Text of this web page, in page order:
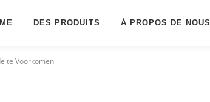
DES PRODUITS À PROPOS DE NOUS
te Voorkomen